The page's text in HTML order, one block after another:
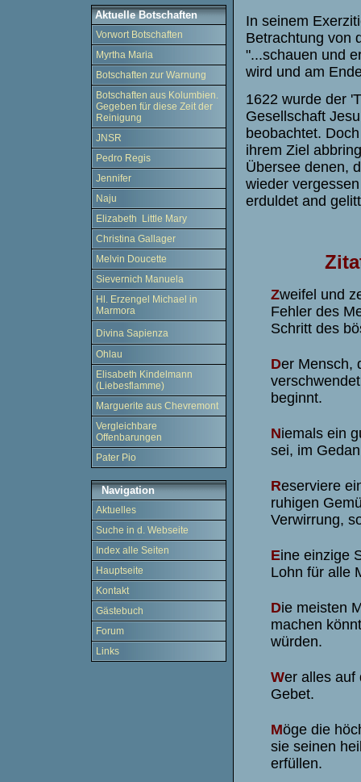
Aktuelle Botschaften
Vorwort Botschaften
Myrtha Maria
Botschaften zur Warnung
Botschaften aus Kolumbien.
Gegeben für diese Zeit der
Reinigung
JNSR
Pedro Regis
Jennifer
Naju
Elizabeth Little Mary
Christina Gallager
Melvin Doucette
Sievernich Manuela
Hl. Erzengel Michael in
Marmora
Divina Sapienza
Ohlau
Elisabeth Kindelmann
(Liebesflamme)
Marguerite aus Chevremont
Vergleichbare
Offenbarungen
Pater Pio
Navigation
Aktuelles
Suche in d. Webseite
Index alle Seiten
Hauptseite
Kontakt
Gästebuch
Forum
Links
In seinem
Betrachtung von
"...schauen und
wird und am
1622 wurde der
Gesellschaft
beobachtet.
ihrem Ziel
Übersee denen,
wieder
erduldet and
Zweifel und
Fehler des
Schritt des
Der Mensch,
beginnt.
Niemals ein
sei, im
Reserviere
ruhigen
Verwirrung,
Eine einzige
Lohn für alle
Die meisten
machen
würden.
Wer alles auf
Gebet.
Möge die
sie seinen
erfüllen.